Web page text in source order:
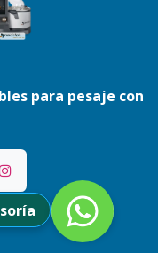
para pesaje con